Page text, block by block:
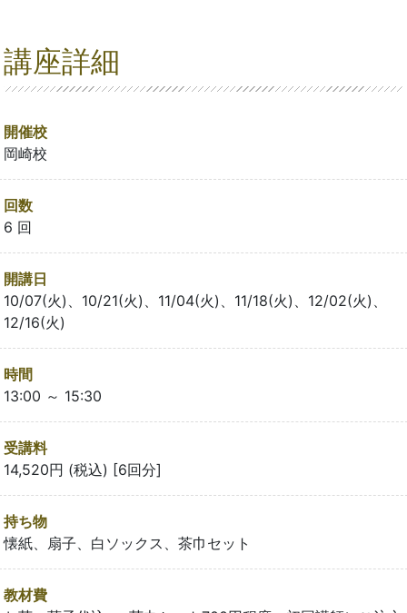
講座詳細
開催校
岡崎校
回数
6 回
開講日
10/07(火)、10/21(火)、11/04(火)、11/18(火)、12/02(火)、
12/16(火)
時間
13:00 ～ 15:30
受講料
14,520円 (税込) [6回分]
持ち物
懐紙、扇子、白ソックス、茶巾セット
教材費